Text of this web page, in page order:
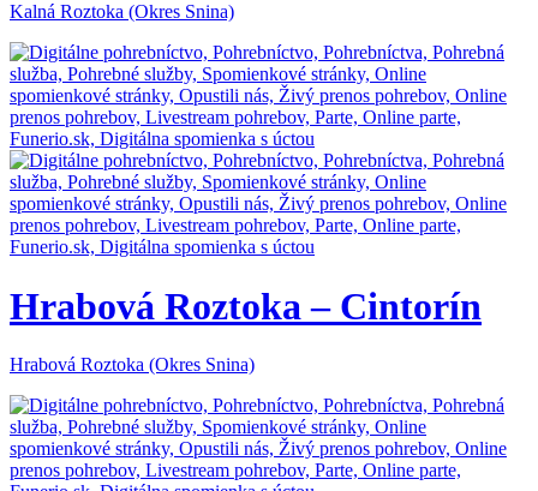
Kalná Roztoka (Okres Snina)
Hrabová Roztoka – Cintorín
Hrabová Roztoka (Okres Snina)